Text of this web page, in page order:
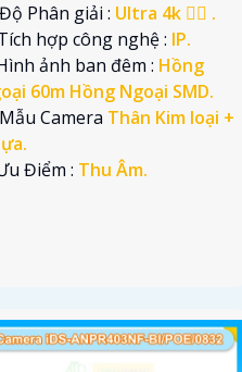
Phân giải : Ultra 4k 👍🏾 .
hợp công nghệ : IP.
ảnh ban đêm : Hồng
60m Hồng Ngoại SMD.
Camera Thân Kim loại +
Điểm : Thu Âm.